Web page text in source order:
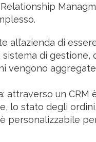
all’azienda di
di gestione,
vengono
attraverso un CRM
lo stato degli
personalizzabile